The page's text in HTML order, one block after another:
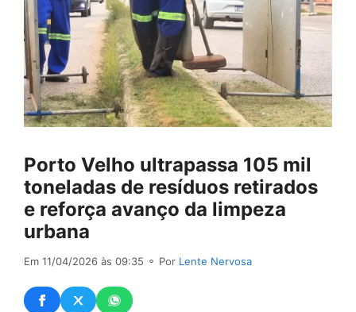
Porto Velho ultrapassa 105 mil
toneladas de resíduos retirados
e reforça avanço da limpeza
urbana
Em 11/04/2026 às 09:35 ⚬ Por Lente Nervosa